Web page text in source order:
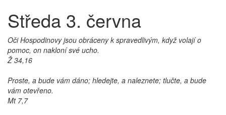
Středa 3. června
Oči Hospodinovy jsou obráceny k spravedlivým, když volají o
pomoc, on nakloní své ucho.
Ž 34,16
Proste, a bude vám dáno; hledejte, a naleznete; tlučte, a bude
vám otevřeno.
Mt 7,7